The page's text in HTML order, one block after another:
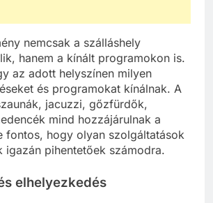
nemcsak a szálláshely
hanem a kínált programokon is.
az adott helyszínen milyen
és programokat kínálnak. A
jacuzzi, gőzfürdők,
mind hozzájárulnak a
fontos, hogy olyan szolgáltatások
igazán pihentetőek számodra.
elhelyezkedés